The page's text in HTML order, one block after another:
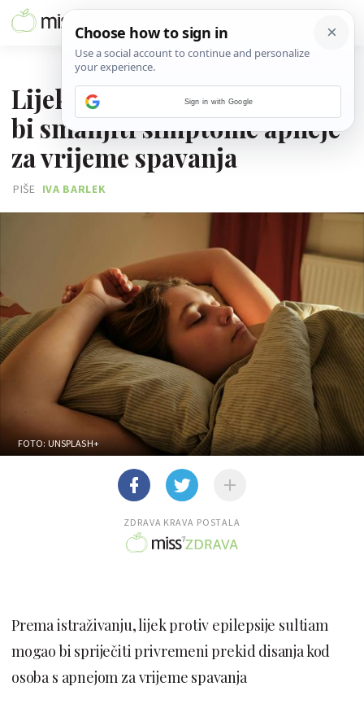
Lijek protiv epilepsije mogao
bi smanjiti simptome apneje
za vrijeme spavanja
PIŠE IVA BARLEK
FOTO: UNSPLASH+
ZDRAVA KRAVA POSTALA
Prema istraživanju, lijek protiv epilepsije sultiam
mogao bi spriječiti privremeni prekid disanja kod
osoba s apnejom za vrijeme spavanja
Sign in with Google